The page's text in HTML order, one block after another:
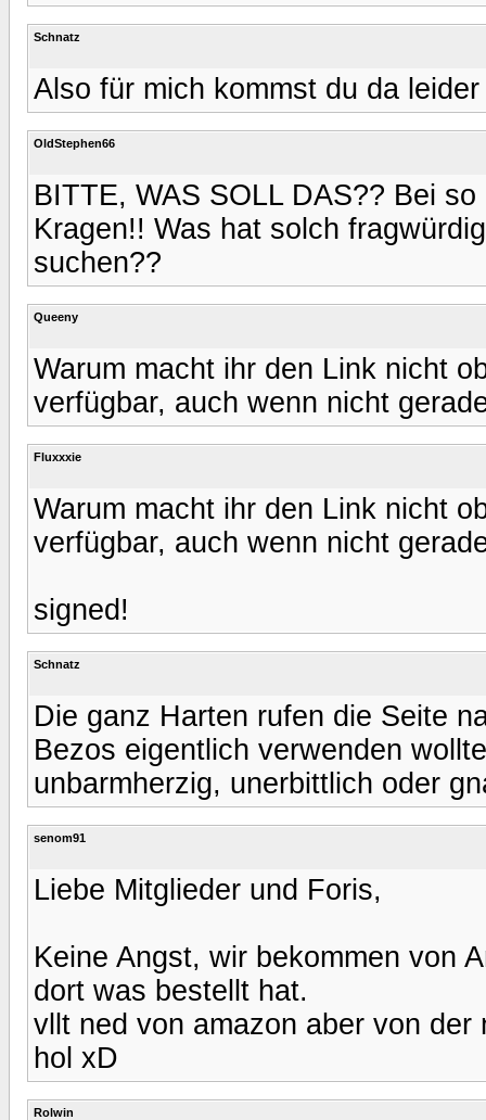
Schnatz
Also für mich kommst du da
OldStephen66
BITTE, WAS SOLL DAS?? Bei
Kragen!! Was hat solch
suchen??
Queeny
Warum macht ihr den Link nicht
verfügbar, auch wenn nicht
Fluxxxie
Warum macht ihr den Link nicht
verfügbar, auch wenn nicht
signed!
Schnatz
Die ganz Harten rufen die Seite
Bezos eigentlich verwenden
unbarmherzig, unerbittlich oder
senom91
Liebe Mitglieder und Foris,
Keine Angst, wir bekommen von
dort was bestellt hat.
vllt ned von amazon aber von
hol xD
Rolwin